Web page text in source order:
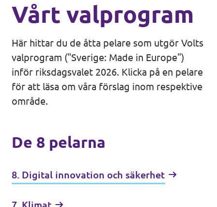
Vårt valprogram
Här hittar du de åtta pelare som utgör Volts
valprogram ("Sverige: Made in Europe")
inför riksdagsvalet 2026. Klicka på en pelare
för att läsa om våra förslag inom respektive
område.
De 8 pelarna
8. Digital innovation och säkerhet
7. Klimat